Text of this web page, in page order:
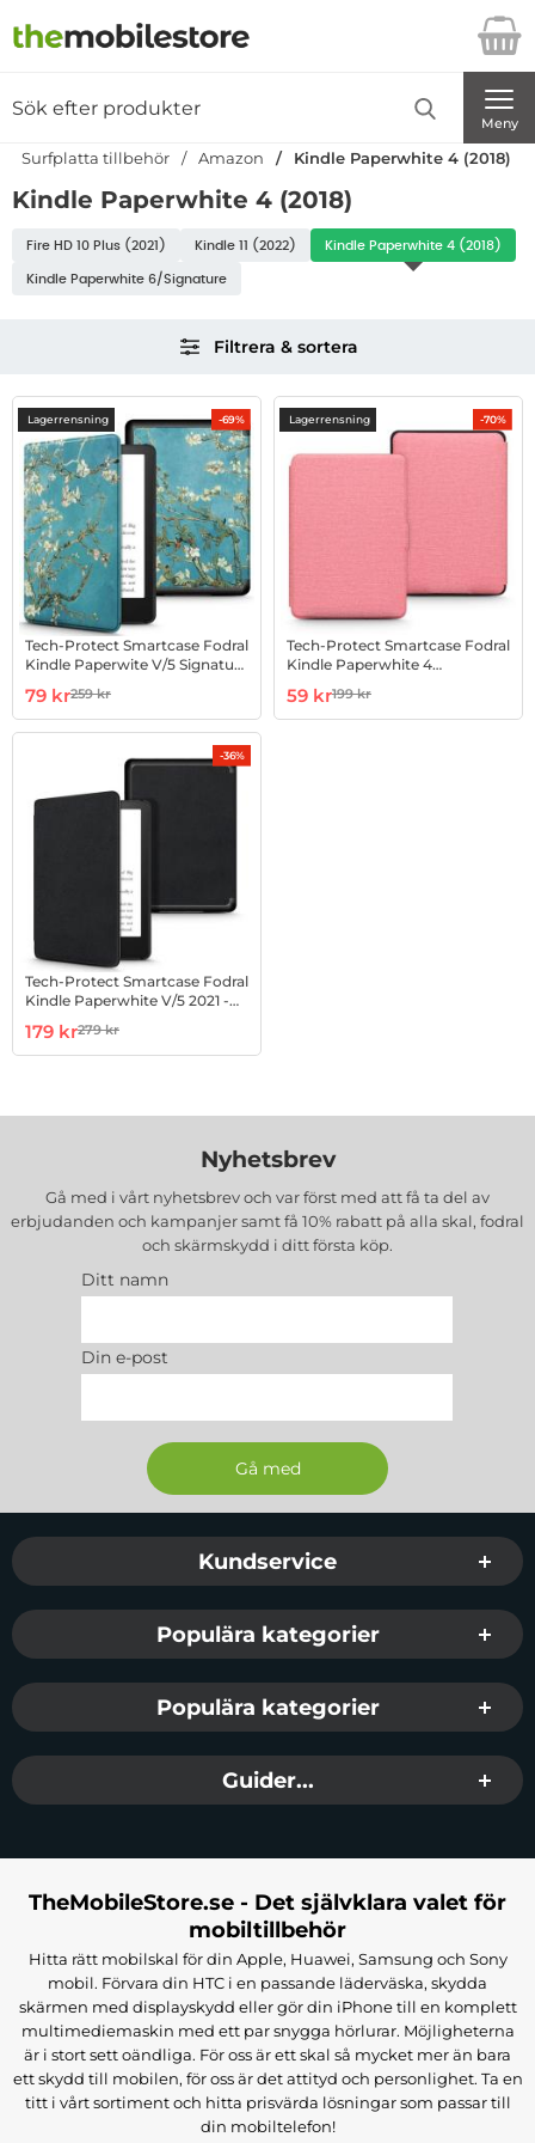
Startsidan för Danira Telecom AB
Meny
Surfplatta tillbehör Amazon Kindle Paperwhite 4 (2018)
Kindle Paperwhite 4 (2018)
Underkategorier
Fire HD 10 Plus (2021) Kindle 11 (2022) Kindle Paperwhite 4 (2018)
Kindle Paperwhite 6/Signature
Filtrera & sortera
Filtrera & sortera
produktlista
Lagerrensning -69%
Tech-Protect Smartcase Fodral
Kindle Paperwite V/5 Signature
Art. nr 1002864306
rea pris
79 krtidigare pris
259 kr
Lagerrensning -70%
Tech-Protect Smartcase Fodral
Kindle Paperwhite 4
Art. nr 1002862943
rea pris
59 krtidigare pris
199 kr
-36%
Tech-Protect Smartcase Fodral
Kindle Paperwhite V/5 2021 -
Art. nr 1002863636
rea pris
179 krtidigare pris
279 kr
Nyhetsbrev
Gå med i vårt nyhetsbrev och var först med att få ta del av
erbjudanden och kampanjer samt få 10% rabatt på alla skal, fodral
och skärmskydd i ditt första köp.
Ditt namn
Din e-post
Sidfot Blandad info och länkar
Kundservice
Populära kategorier
Populära kategorier
Guider...
TheMobileStore.se - Det självklara valet för
mobiltillbehör
Hitta rätt mobilskal för din Apple, Huawei, Samsung och Sony
mobil. Förvara din HTC i en passande läderväska, skydda
skärmen med displayskydd eller gör din iPhone till en komplett
multimediemaskin med ett par snygga hörlurar. Möjligheterna
är i stort sett oändliga. För oss är ett skal så mycket mer än bara
ett skydd till mobilen, för oss är det attityd och personlighet. Ta en
titt i vårt sortiment och hitta prisvärda lösningar som passar till
din mobiltelefon!